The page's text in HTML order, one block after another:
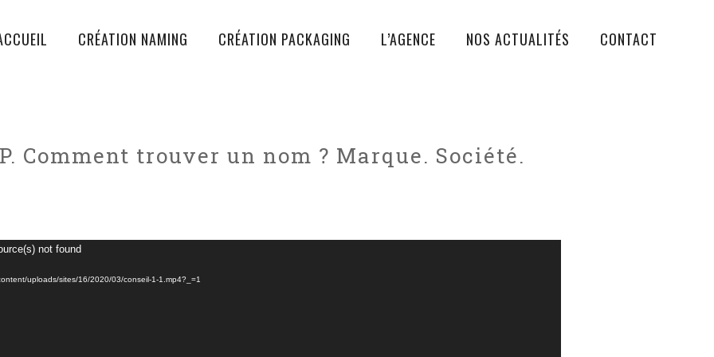
CRÉATION NAMING CRÉATION PACKAGING L’AGENCE NOS ACTUALITÉS CONTACT
Comment trouver un nom ? Marque. Société.
not found
uploads/sites/16/2020/03/conseil-1-1.mp4?_=1